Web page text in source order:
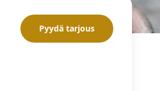
Pyydä tarjous